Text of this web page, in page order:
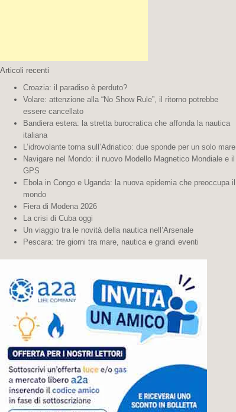
Articoli recenti
Croazia: il paradiso è perduto?
Volare: attenzione alla “No Show Rule”, il ritorno potrebbe
essere cancellato
Bandiera estera: la stretta burocratica che affonda la nautica
italiana
L’idrovolante torna sull’Adriatico: due sponde per un solo mare
Navigare nel Mondo: il nuovo Modello Magnetico Mondiale e il
GPS
Ebola in Congo e Uganda: la nuova epidemia che preoccupa il
mondo
Fiera di Modena 2026
La crisi di Cuba oggi
Un viaggio tra le novità della nautica nell’Arsenale
Pescara: tre giorni tra mare, nautica e grandi eventi